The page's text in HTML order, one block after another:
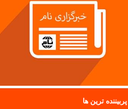
پربیننده ترین ها